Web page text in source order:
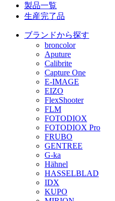
製品一覧
生産完了品
ブランドから探す
broncolor
Aputure
Calibrite
Capture One
E-IMAGE
EIZO
FlexShooter
FLM
FOTODIOX
FOTODIOX Pro
FRUBO
GENTREE
G-ka
Hähnel
HASSELBLAD
IDX
KUPO